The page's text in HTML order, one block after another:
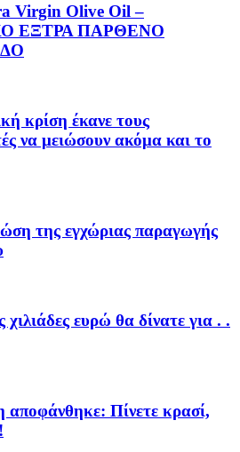
Virgin Olive Oil –
ΕΞΤΡΑ ΠΑΡΘΕΝΟ
κρίση έκανε τους
να μειώσουν ακόμα και το
της εγχώριας παραγωγής
χιλιάδες ευρώ θα δίνατε για . .
αποφάνθηκε: Πίνετε κρασί,